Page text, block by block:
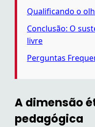
Qualificando o
Conclusão: O
livre
Perguntas
A dimensão
pedagógica